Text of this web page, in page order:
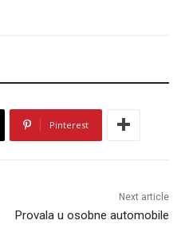
Pinterest
Next article
Provala u osobne automobile